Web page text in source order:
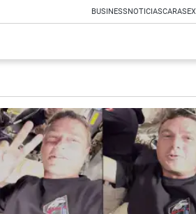
BUSINESSNOTICIASCARAS